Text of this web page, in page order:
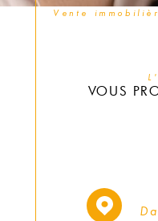
Vente
VOUS